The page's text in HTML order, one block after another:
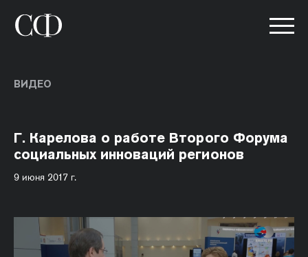
ВИДЕО
Г. Карелова о работе Второго Форума
социальных инноваций регионов
9 июня 2017 г.